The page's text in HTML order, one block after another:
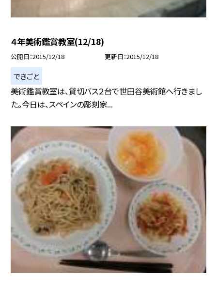
４年美術鑑賞教室(12/18)
公開日 2015/12/18 更新日 2015/12/18
できごと
美術鑑賞教室は、貸切バス２台で世田谷美術館へ行きまし
た。今日は、スペインの彫刻家...